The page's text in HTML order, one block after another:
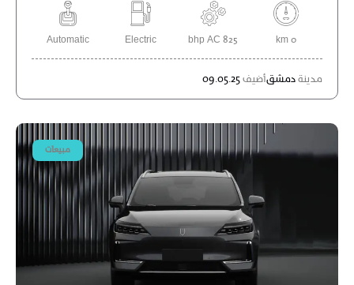
0 km
825 bhp AC
Electric
Automatic
مدينة دمشقأضيف 09.05.25
مبيعات